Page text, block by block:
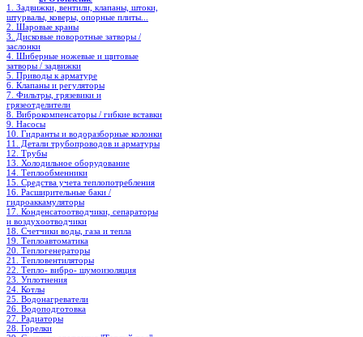
1. Задвижки, вентили, клапаны, штоки,
штурвалы, коверы, опорные плиты...
2. Шаровые краны
3. Дисковые поворотные затворы /
заслонки
4. Шиберные ножевые и щитовые
затворы / задвижки
5. Приводы к арматуре
6. Клапаны и регуляторы
7. Фильтры, грязевики и
грязеотделители
8. Виброкомпенсаторы / гибкие вставки
9. Насосы
10. Гидранты и водоразборные колонки
11. Детали трубопроводов и арматуры
12. Трубы
13. Холодильное oборудование
14. Теплообменники
15. Средства учета теплопотребления
16. Расширительные баки /
гидроаккамуляторы
17. Конденсатоотводчики, сепараторы
и воздухоотводчики
18. Счетчики воды, газа и тепла
19. Теплоавтоматика
20. Теплогенераторы
21. Тепловентиляторы
22. Тепло- вибро- шумоизоляция
23. Уплотнения
24. Котлы
25. Водонагреватели
26. Водоподготовка
27. Радиаторы
28. Горелки